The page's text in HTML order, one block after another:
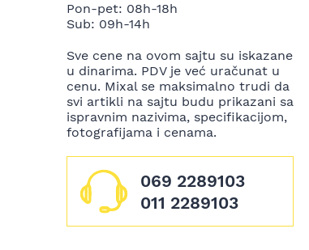
Pon-pet: 08h-18h
Sub: 09h-14h
Sve cene na ovom sajtu su iskazane
u dinarima. PDV je već uračunat u
cenu. Mixal se maksimalno trudi da
svi artikli na sajtu budu prikazani sa
ispravnim nazivima, specifikacijom,
fotografijama i cenama.
069 2289103
011 2289103